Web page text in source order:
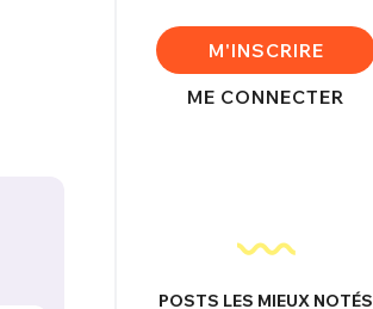
M'INSCRIRE
ME CONNECTER
POSTS LES MIEUX NOTÉS
Connexion
FERMER